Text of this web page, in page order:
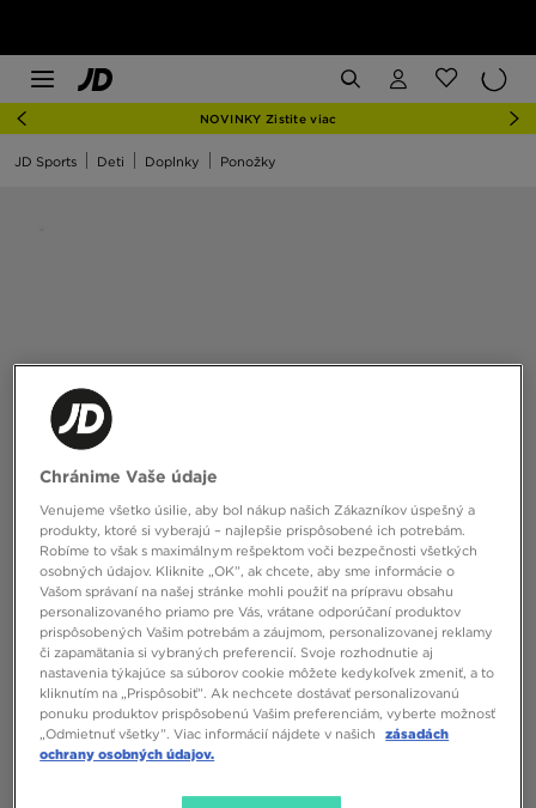
NOVINKY Zistite viac
JD Sports Deti Doplnky Ponožky
Chránime Vaše údaje
Venujeme všetko úsilie, aby bol nákup našich Zákazníkov úspešný a
produkty, ktoré si vyberajú – najlepšie prispôsobené ich potrebám.
Robíme to však s maximálnym rešpektom voči bezpečnosti všetkých
osobných údajov. Kliknite „OK”, ak chcete, aby sme informácie o
Vašom správaní na našej stránke mohli použiť na prípravu obsahu
personalizovaného priamo pre Vás, vrátane odporúčaní produktov
prispôsobených Vašim potrebám a záujmom, personalizovanej reklamy
či zapamätania si vybraných preferencií. Svoje rozhodnutie aj
nastavenia týkajúce sa súborov cookie môžete kedykoľvek zmeniť, a to
kliknutím na „Prispôsobiť”. Ak nechcete dostávať personalizovanú
ponuku produktov prispôsobenú Vašim preferenciám, vyberte možnosť
„Odmietnuť všetky”. Viac informácií nájdete v našich
zásadách
ochrany osobných údajov.